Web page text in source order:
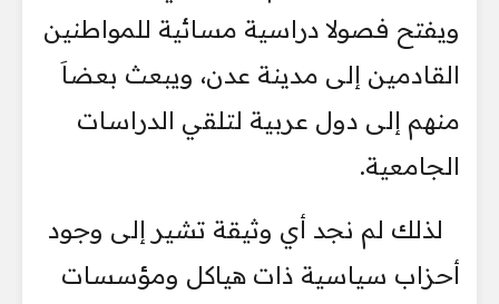
ويفتح فصولا دراسية مسائية للمواطنين
القادمين إلى مدينة عدن، ويبعث بعضاَ
منهم إلى دول عربية لتلقي الدراسات
الجامعية.
لذلك لم نجد أي وثيقة تشير إلى وجود
أحزاب سياسية ذات هياكل ومؤسسات